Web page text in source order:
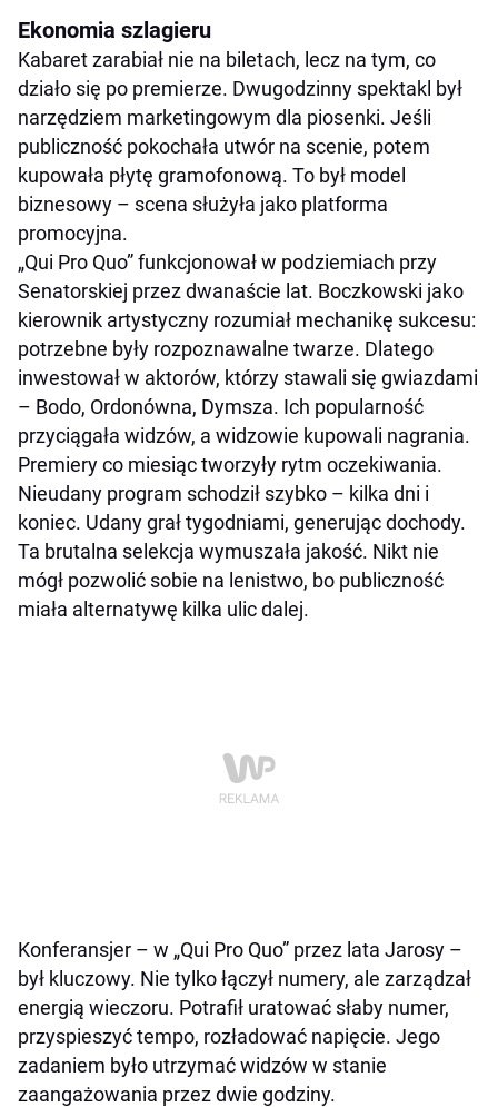
Ekonomia szlagieru
Kabaret zarabiał nie na biletach, lecz na tym, co
działo się po premierze. Dwugodzinny spektakl był
narzędziem marketingowym dla piosenki. Jeśli
publiczność pokochała utwór na scenie, potem
kupowała płytę gramofonową. To był model
biznesowy – scena służyła jako platforma
promocyjna.
„Qui Pro Quo” funkcjonował w podziemiach przy
Senatorskiej przez dwanaście lat. Boczkowski jako
kierownik artystyczny rozumiał mechanikę sukcesu:
potrzebne były rozpoznawalne twarze. Dlatego
inwestował w aktorów, którzy stawali się gwiazdami
– Bodo, Ordonówna, Dymsza. Ich popularność
przyciągała widzów, a widzowie kupowali nagrania.
Premiery co miesiąc tworzyły rytm oczekiwania.
Nieudany program schodził szybko – kilka dni i
koniec. Udany grał tygodniami, generując dochody.
Ta brutalna selekcja wymuszała jakość. Nikt nie
mógł pozwolić sobie na lenistwo, bo publiczność
miała alternatywę kilka ulic dalej.
Konferansjer – w „Qui Pro Quo” przez lata Jarosy –
był kluczowy. Nie tylko łączył numery, ale zarządzał
energią wieczoru. Potrafił uratować słaby numer,
przyspieszyć tempo, rozładować napięcie. Jego
zadaniem było utrzymać widzów w stanie
zaangażowania przez dwie godziny.